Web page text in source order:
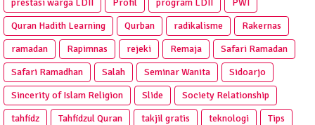
Quran Hadith Learning
Qurban radikalisme
Rakernas
ramadan
Rapimnas rejeki Remaja
Safari Ramadan
Safari Ramadhan
Salah Seminar Wanita
Sidoarjo
Sincerity of Islam Religion
Slide
Society Relationship
tahfidz
Tahfidzul Quran takjil gratis teknologi
Tips